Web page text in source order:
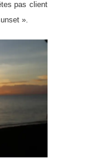
pas client
».